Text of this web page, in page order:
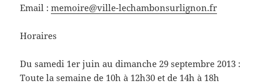
Email :memoire@ville-lechambonsurlignon.fr
Horaires
Du samedi 1er juin au dimanche 29 septembre 2013 :
Toute la semaine de 10h à 12h30 et de 14h à 18h